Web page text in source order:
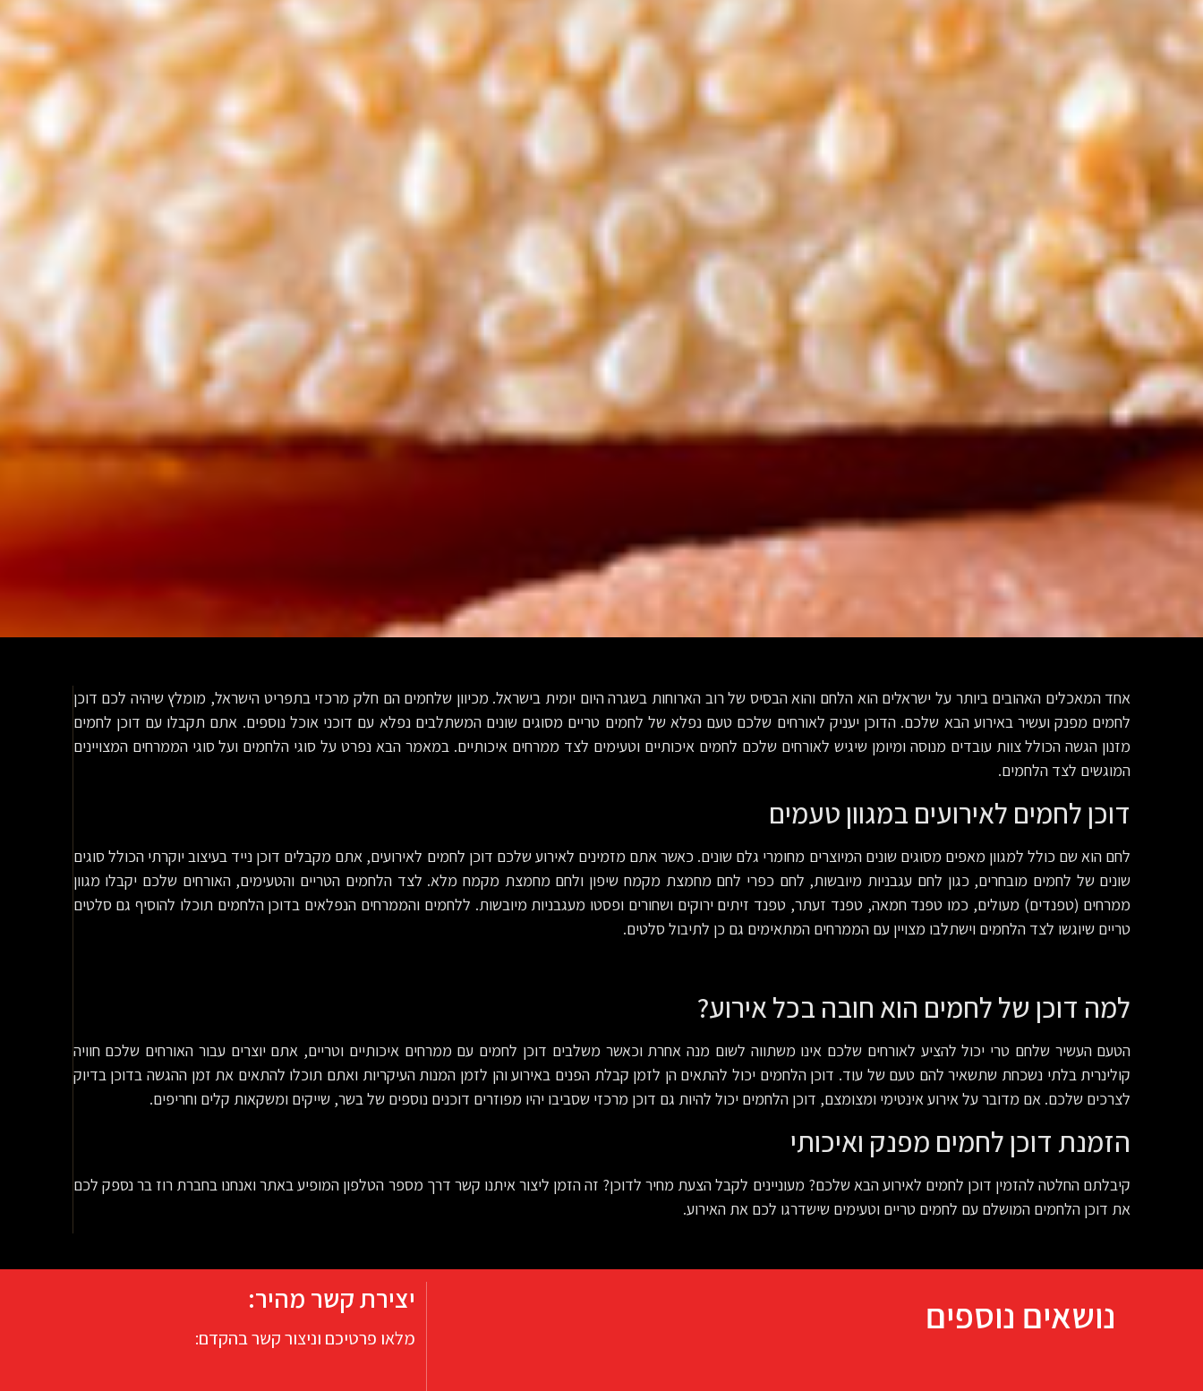
אחד המאכלים האהובים ביותר על ישראלים הוא הלחם והוא הבסיס של רוב הארוחות בשגרה היום יומית בישראל. מכיוון שלחמים הם חלק מרכזי בתפריט הישראל, מומלץ שיהיה לכם דוכן
לחמים מפנק ועשיר באירוע הבא שלכם. הדוכן יעניק לאורחים שלכם טעם נפלא של לחמים טריים מסוגים שונים המשתלבים נפלא עם דוכני אוכל נוספים. אתם תקבלו עם דוכן לחמים
מזנון הגשה הכולל צוות עובדים מנוסה ומיומן שיגיש לאורחים שלכם לחמים איכותיים וטעימים לצד ממרחים איכותיים. במאמר הבא נפרט על סוגי הלחמים ועל סוגי הממרחים המצויינים
המוגשים לצד הלחמים.
דוכן לחמים לאירועים במגוון טעמים
לחם הוא שם כולל למגוון מאפים מסוגים שונים המיוצרים מחומרי גלם שונים. כאשר אתם מזמינים לאירוע שלכם דוכן לחמים לאירועים, אתם מקבלים דוכן נייד בעיצוב יוקרתי הכולל סוגים
שונים של לחמים מובחרים, כגון לחם עגבניות מיובשות, לחם כפרי לחם מחמצת מקמח שיפון ולחם מחמצת מקמח מלא. לצד הלחמים הטריים והטעימים, האורחים שלכם יקבלו מגוון
ממרחים (טפנדים) מעולים, כמו טפנד חמאה, טפנד זעתר, טפנד זיתים ירוקים ושחורים ופסטו מעגבניות מיובשות. ללחמים והממרחים הנפלאים בדוכן הלחמים תוכלו להוסיף גם סלטים
טריים שיוגשו לצד הלחמים וישתלבו מצויין עם הממרחים המתאימים גם כן לתיבול סלטים.
למה דוכן של לחמים הוא חובה בכל אירוע?
הטעם העשיר שלחם טרי יכול להציע לאורחים שלכם אינו משתווה לשום מנה אחרת וכאשר משלבים דוכן לחמים עם ממרחים איכותיים וטריים, אתם יוצרים עבור האורחים שלכם חוויה
קולינרית בלתי נשכחת שתשאיר להם טעם של עוד. דוכן הלחמים יכול להתאים הן לזמן קבלת הפנים באירוע והן לזמן המנות העיקריות ואתם תוכלו להתאים את זמן ההגשה בדוכן בדיוק
לצרכים שלכם. אם מדובר על אירוע אינטימי ומצומצם, דוכן הלחמים יכול להיות גם דוכן מרכזי שסביבו יהיו מפוזרים דוכנים נוספים של בשר, שייקים ומשקאות קלים וחריפים.
הזמנת דוכן לחמים מפנק ואיכותי
קיבלתם החלטה להזמין דוכן לחמים לאירוע הבא שלכם? מעוניינים לקבל הצעת מחיר לדוכן? זה הזמן ליצור איתנו קשר דרך מספר הטלפון המופיע באתר ואנחנו בחברת רוז בר נספק לכם
את דוכן הלחמים המושלם עם לחמים טריים וטעימים שישדרגו לכם את האירוע.
נושאים נוספים יצירת קשר מהיר:
מלאו פרטיכם וניצור קשר בהקדם: